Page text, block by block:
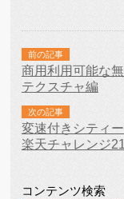
前の記事
商用利用可能な
テクスチャ編
次の記事
変速付きシティ
楽天チャレンジ
コンテンツ検索